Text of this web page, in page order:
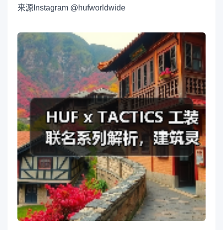
来源 Instagram @hufworldwide